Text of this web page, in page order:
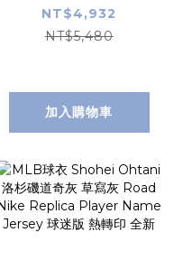
教士白條紋 達比修
有 Home Nike
迷版 熱轉印 全新
NT$4,932
NT$5,480
加入購物車